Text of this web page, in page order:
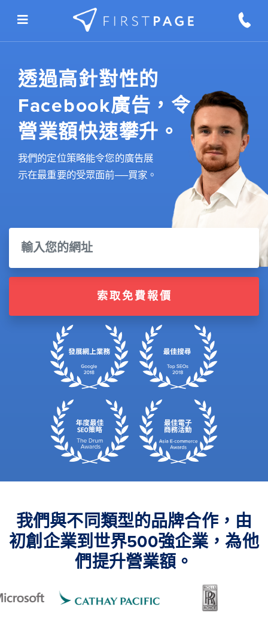
透過高針對性的
Facebook廣告，令
營業額快速攀升。
我們的定位策略能令您的廣告展
示在最重要的受眾面前──買家。
索取免費報價
我們與不同類型的品牌合作，由
初創企業到世界500強企業，為他
們提升營業額。